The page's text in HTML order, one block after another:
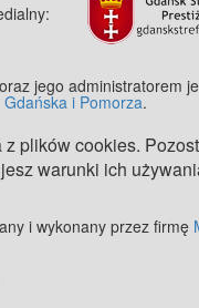
jego administratorem
Gdańska i Pomorza.
z plików cookies.
warunki ich
i wykonany przez firmę